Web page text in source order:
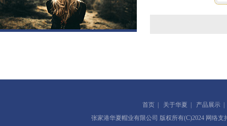
首页 关于华夏 产品展示
张家港华夏帽业有限公司 版权所有(C)2024 网络支